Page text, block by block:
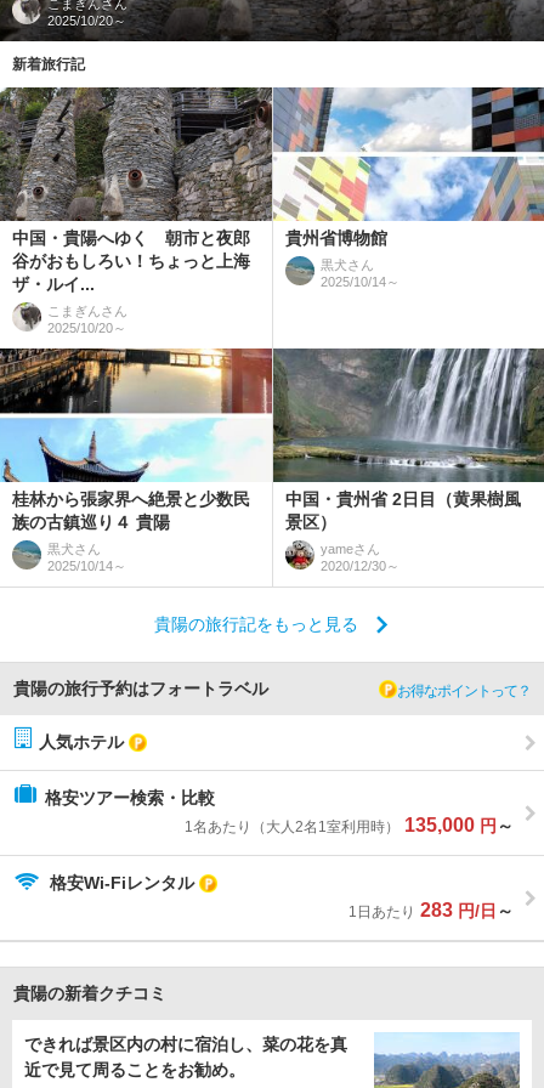
こまぎんさん
2025/10/20～
新着旅行記
中国・貴陽へゆく 朝市と夜郎
谷がおもしろい！ちょっと上海
ザ・ルイ...
こまぎん さん
2025/10/20～
貴州省博物館
黒犬さん
2025/10/14～
桂林から張家界へ絶景と少数民
族の古鎮巡り４ 貴陽
黒犬さん
2025/10/14～
中国・貴州省 2日目（黄果樹風
景区）
yameさん
2020/12/30～
貴陽の旅行記をもっと見る
貴陽の旅行予約はフォートラベル お得なポイントって？
人気ホテル
格安ツアー検索・比較
1名あたり（大人2名1室利用時） 135,000 円 ～
格安Wi-Fiレンタル
1日あたり 283 円/日 ～
貴陽の新着クチコミ
できれば景区内の村に宿泊し、菜の花を真
近で見て周ることをお勧め。